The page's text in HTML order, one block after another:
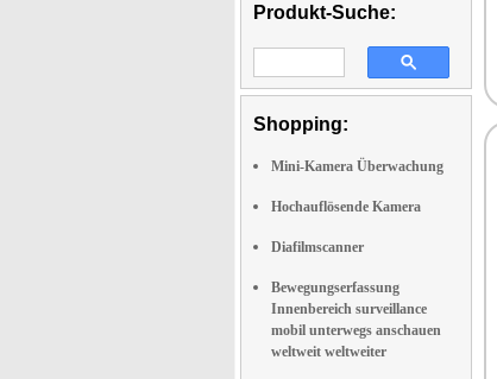
Produkt-Suche:
Shopping:
Mini-Kamera Überwachung
Hochauflösende Kamera
Diafilmscanner
Bewegungserfassung
Innenbereich surveillance
mobil unterwegs anschauen
weltweit weltweiter